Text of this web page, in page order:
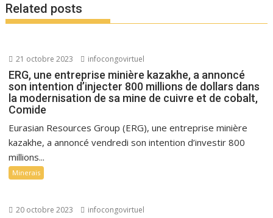
Related posts
21 octobre 2023 infocongovirtuel
ERG, une entreprise minière kazakhe, a annoncé
son intention d’injecter 800 millions de dollars dans
la modernisation de sa mine de cuivre et de cobalt,
Comide
Eurasian Resources Group (ERG), une entreprise minière
kazakhe, a annoncé vendredi son intention d’investir 800
millions...
Minerais
20 octobre 2023 infocongovirtuel